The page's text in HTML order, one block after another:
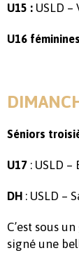
U15 : USLD
U16 féminines
Séniors
U17 : USLD
DH : USLD –
C’est sous
signé une